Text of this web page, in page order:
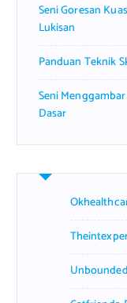
Seni Goresan
Lukisan
Panduan Teknik
Seni
Dasar